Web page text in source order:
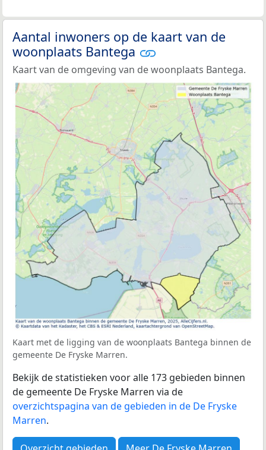
Aantal inwoners op de kaart van de
woonplaats Bantega
Kaart van de omgeving van de woonplaats Bantega.
Kaart met de ligging van de woonplaats Bantega binnen de
gemeente De Fryske Marren.
Bekijk de statistieken voor alle 173 gebieden binnen
de gemeente De Fryske Marren via de
overzichtspagina van de gebieden in de De Fryske
Marren.